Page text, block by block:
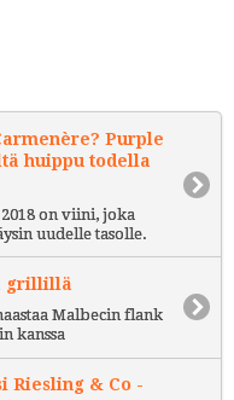
Purple
huippu todella
on viini, joka
uudelle tasolle.
grillillä
Malbecin flank
kanssa
Riesling & Co -